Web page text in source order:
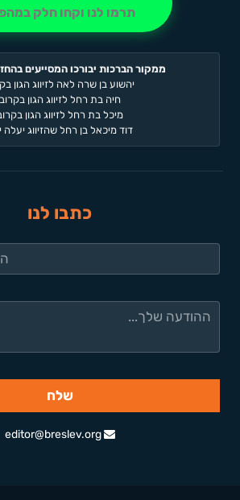
תרמו לנו וקחו חלק
ממקור הברכות יבורכו המסייעים
יהשוע בן שרה לאה לזיווג הגון
חיה בת רחל לזיווג הגון בקרוב
מיכל בת רחל לזיווג הגון
דוד מיכאל בן רחל שהזיווג יעלה
כתבו לנו
editor@breslev.org